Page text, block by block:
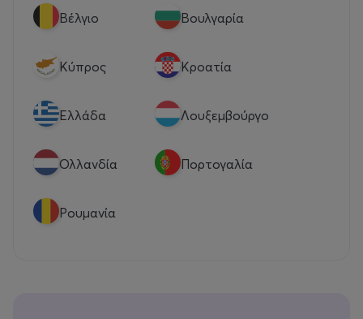
Βέλγιο Βουλγαρία
Κύπρος Κροατία
Eλλάδα Λουξεμβούργο
Ολλανδία Πορτογαλία
Ρουμανία